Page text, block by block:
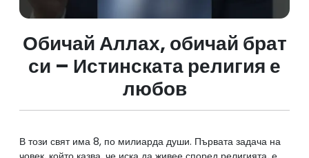
Обичай Аллах, обичай брат
си – Истинската религия е
любов
В този свят има 8, по милиарда души. Първата задача на